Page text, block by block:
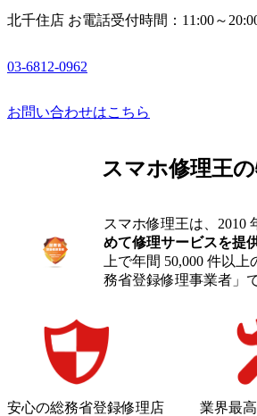
北千住店 お電話受付時間：11:00～
03-6812-0962
お問い合わせはこちら
スマホ修理王
スマホ修理王は、2010
めて修理サービスを提
上で年間 50,000 件以
務省登録修理事業者」で
安心の総務省登録修理店 業界最